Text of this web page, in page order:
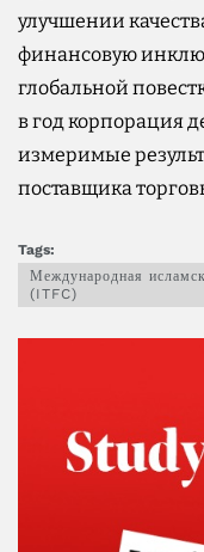
улучшении
финансовую
глобальной
в год корпорация
измеримые
поставщика
Tags:
Международная
(ITFC)